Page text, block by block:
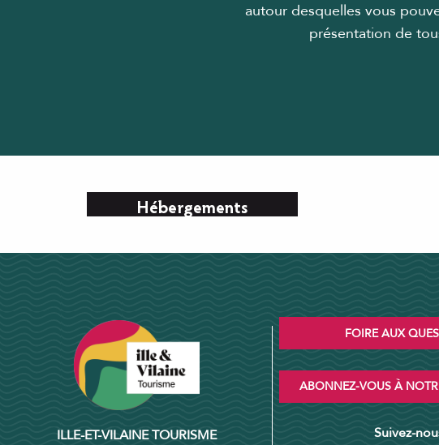
autour desquelles vous
présentation de
Hébergements
ILLE-ET-VILAINE TOURISME
FOIRE AUX
ABONNEZ-VOUS À
Suivez-